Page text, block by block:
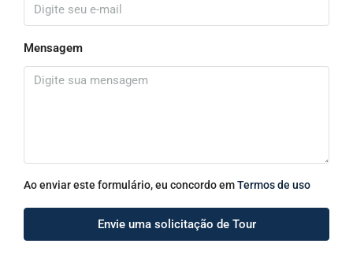
Mensagem
Ao enviar este formulário, eu concordo emTermos de uso
Envie uma solicitação de Tour